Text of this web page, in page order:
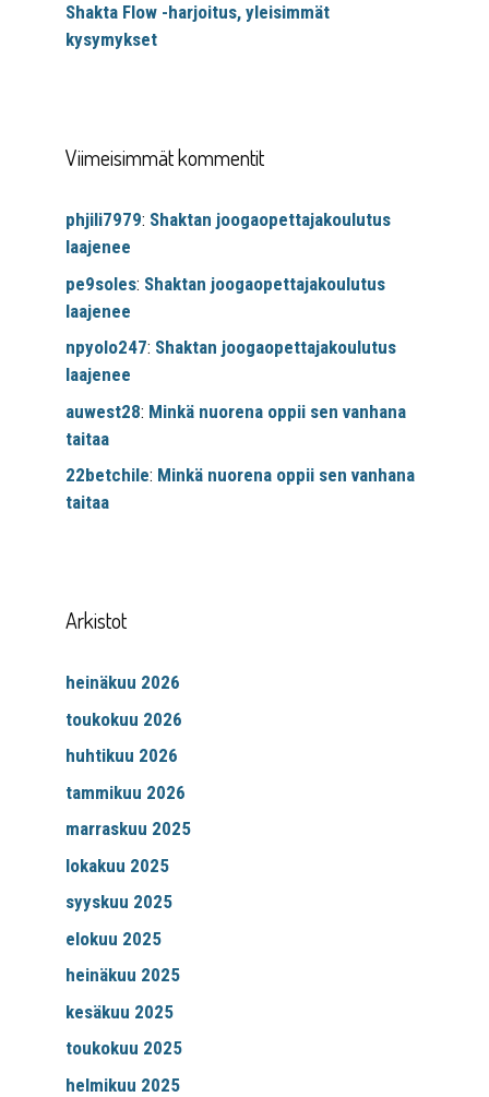
Shakta Flow -harjoitus, yleisimmät
kysymykset
Viimeisimmät kommentit
phjili7979: Shaktan joogaopettajakoulutus
laajenee
pe9soles: Shaktan joogaopettajakoulutus
laajenee
npyolo247: Shaktan joogaopettajakoulutus
laajenee
auwest28: Minkä nuorena oppii sen vanhana
taitaa
22betchile: Minkä nuorena oppii sen vanhana
taitaa
Arkistot
heinäkuu 2026
toukokuu 2026
huhtikuu 2026
tammikuu 2026
marraskuu 2025
lokakuu 2025
syyskuu 2025
elokuu 2025
heinäkuu 2025
kesäkuu 2025
toukokuu 2025
helmikuu 2025